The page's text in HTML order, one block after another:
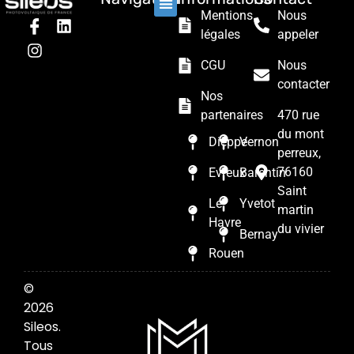
Mentions
légales
CGU
Nos
partenaires
Dieppe
Evreux
Le
Havre
Rouen
Vernon
Barentin
Yvetot
Bernay
Nous
appeler
Nous
contacter
470 rue
du mont
perreux,
76160
Saint
martin
du vivier
©
2026
Sileos.
Tous